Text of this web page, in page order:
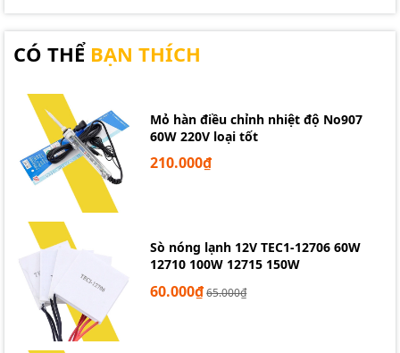
CÓ THỂ BẠN THÍCH
Mỏ hàn điều chỉnh nhiệt độ No907
60W 220V loại tốt
210.000₫
Sò nóng lạnh 12V TEC1-12706 60W
12710 100W 12715 150W
60.000₫65.000₫